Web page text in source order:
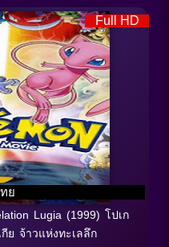
Full HD
ย
Lugia (1999) โปเก
ย จ้าวแห่งทะเลลึก